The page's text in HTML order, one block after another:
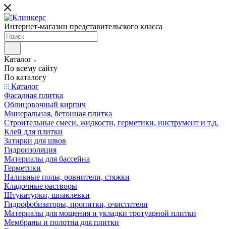
Интернет-магазин представительского класса
Каталог
По всему сайту
По каталогу
Каталог
Фасадная плитка
Облицовочный кирпич
Минеральная, бетонная плитка
Строительные смеси, жидкости, герметики, инструмент и т.д.
Клей для плитки
Затирки для швов
Гидроизоляция
Материалы для бассейна
Герметики
Наливные полы, ровнители, стяжки
Кладочные растворы
Штукатурки, шпаклевки
Гидрофобизаторы, пропитки, очистители
Материалы для мощения и укладки тротуарной плитки
Мембраны и полотна для плитки